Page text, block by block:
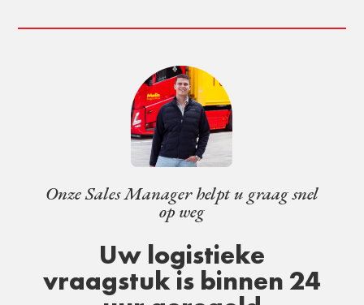
Onze Sales Manager helpt u graag snel
op weg
Uw logistieke
vraagstuk is binnen 24